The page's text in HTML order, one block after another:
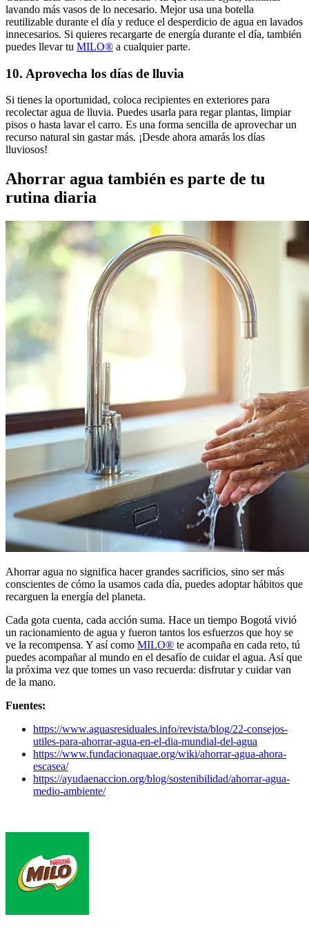
lavando más vasos de lo necesario. Mejor usa una botella
reutilizable durante el día y reduce el desperdicio de agua en lavados
innecesarios. Si quieres recargarte de energía durante el día, también
puedes llevar tu MILO® a cualquier parte.
10. Aprovecha los días de lluvia
Si tienes la oportunidad, coloca recipientes en exteriores para
recolectar agua de lluvia. Puedes usarla para regar plantas, limpiar
pisos o hasta lavar el carro. Es una forma sencilla de aprovechar un
recurso natural sin gastar más. ¡Desde ahora amarás los días
lluviosos!
Ahorrar agua también es parte de tu
rutina diaria
Ahorrar agua no significa hacer grandes sacrificios, sino ser más
conscientes de cómo la usamos cada día, puedes adoptar hábitos que
recarguen la energía del planeta.
Cada gota cuenta, cada acción suma. Hace un tiempo Bogotá vivió
un racionamiento de agua y fueron tantos los esfuerzos que hoy se
ve la recompensa. Y así como MILO® te acompaña en cada reto, tú
puedes acompañar al mundo en el desafío de cuidar el agua. Así que
la próxima vez que tomes un vaso recuerda: disfrutar y cuidar van
de la mano.
Fuentes:
https://www.aguasresiduales.info/revista/blog/22-consejos-
utiles-para-ahorrar-agua-en-el-dia-mundial-del-agua
https://www.fundacionaquae.org/wiki/ahorrar-agua-ahora-
escasea/
https://ayudaenaccion.org/blog/sostenibilidad/ahorrar-agua-
medio-ambiente/
Footer